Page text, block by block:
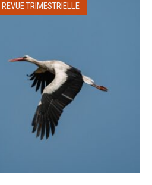
REVUE TRIMESTRIELLE